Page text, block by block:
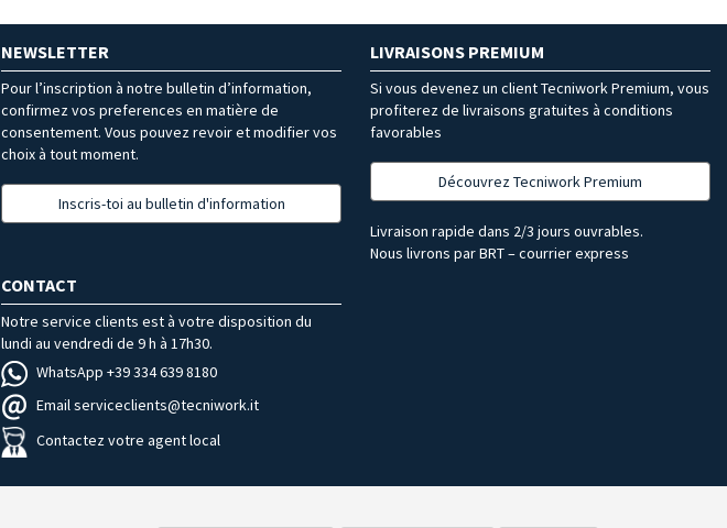
NEWSLETTER
Pour l’inscription à notre bulletin d’information,
confirmez vos preferences en matière de
consentement. Vous pouvez revoir et modifier vos
choix à tout moment.
Inscris-toi au bulletin d'information
LIVRAISONS PREMIUM
Si vous devenez un client Tecniwork Premium, vous
profiterez de livraisons gratuites à conditions
favorables
Découvrez Tecniwork Premium
Livraison rapide dans 2/3 jours ouvrables.
Nous livrons par BRT – courrier express
CONTACT
Notre service clients est à votre disposition du
lundi au vendredi de 9 h à 17h30.
WhatsApp +39 334 639 8180
Email serviceclients@tecniwork.it
Contactez votre agent local